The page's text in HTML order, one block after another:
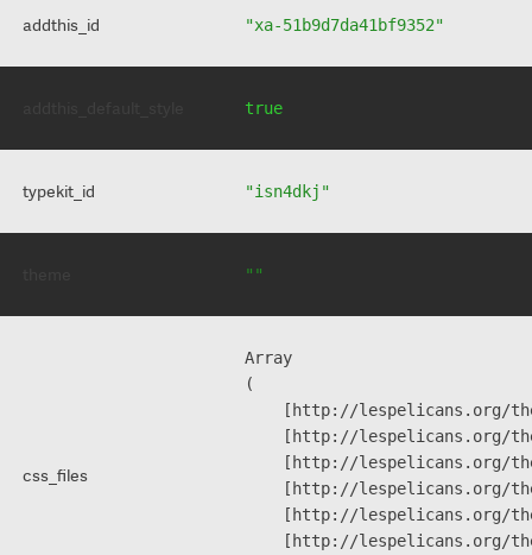
addthis_id "xa-51b9d7da41bf9352"
true
typekit_id "isn4dkj"
""
css_files
Array
(
[http://lespelicans.org/
[http://lespelicans.org/
[http://lespelicans.org/
[http://lespelicans.org/
[http://lespelicans.org/
[http://lespelicans.org/